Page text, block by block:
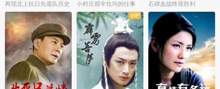
再现北上抗日先遣队历史 小村庄艰辛坎坷的往事
石碑血战终迎胜利
全37集
全40集 全25集